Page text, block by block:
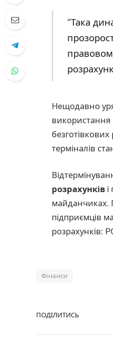
“Така
Нещодавно
використання
терміналів
розрахунків
майданчиках.
підприємців
розрахунків:
Фінанси
ПОДІЛИТИСЬ